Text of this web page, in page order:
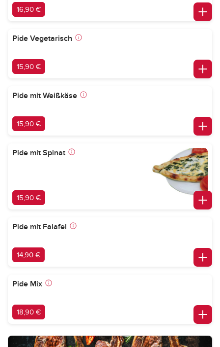
16,90 €
Pide Vegetarisch
15,90 €
Pide mit Weißkäse
15,90 €
Pide mit Spinat
15,90 €
Pide mit Falafel
14,90 €
Pide Mix
18,90 €